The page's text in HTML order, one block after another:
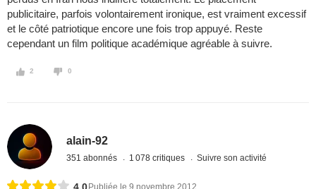
publicitaire, parfois volontairement ironique, est vraiment excessif
et le côté patriotique encore une fois trop appuyé. Reste
cependant un film politique académique agréable à suivre.
2 0
alain-92
351 abonnés 1 078 critiques Suivre son activité